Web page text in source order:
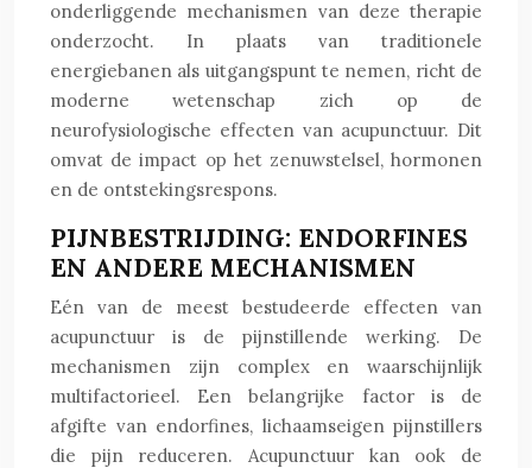
onderliggende mechanismen van deze therapie
onderzocht. In plaats van traditionele
energiebanen als uitgangspunt te nemen, richt de
moderne wetenschap zich op de
neurofysiologische effecten van acupunctuur. Dit
omvat de impact op het zenuwstelsel, hormonen
en de ontstekingsrespons.
PIJNBESTRIJDING: ENDORFINES
EN ANDERE MECHANISMEN
Eén van de meest bestudeerde effecten van
acupunctuur is de pijnstillende werking. De
mechanismen zijn complex en waarschijnlijk
multifactorieel. Een belangrijke factor is de
afgifte van endorfines, lichaamseigen pijnstillers
die pijn reduceren. Acupunctuur kan ook de